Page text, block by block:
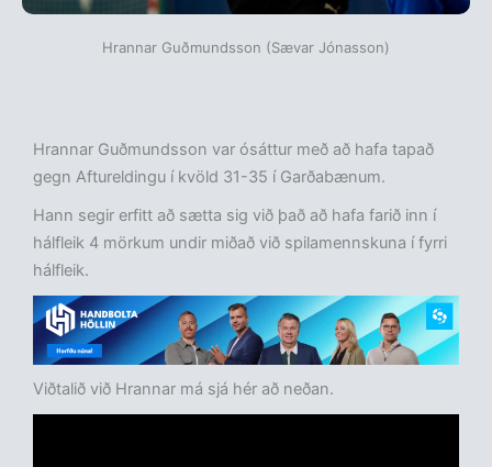
Hrannar Guðmundsson (Sævar Jónasson)
Hrannar Guðmundsson var ósáttur með að hafa tapað
gegn Aftureldingu í kvöld 31-35 í Garðabænum.
Hann segir erfitt að sætta sig við það að hafa farið inn í
hálfleik 4 mörkum undir miðað við spilamennskuna í fyrri
hálfleik.
Viðtalið við Hrannar má sjá hér að neðan.